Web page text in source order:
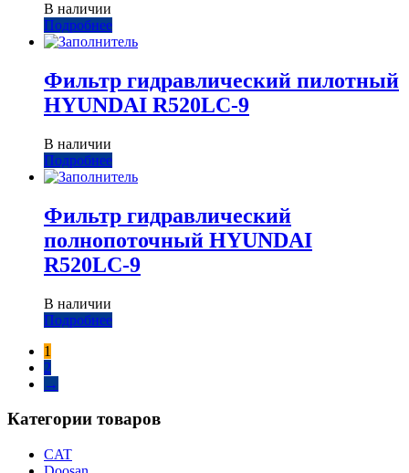
В наличии
Подробнее
Фильтр гидравлический пилотный
HYUNDAI R520LC-9
В наличии
Подробнее
Фильтр гидравлический
полнопоточный HYUNDAI
R520LC-9
В наличии
Подробнее
1
2
→
Категории товаров
CAT